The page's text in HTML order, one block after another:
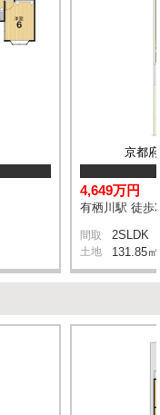
京都
4,649万円
有栖川駅 徒歩
間取 2SLDK
土地 131.85㎡